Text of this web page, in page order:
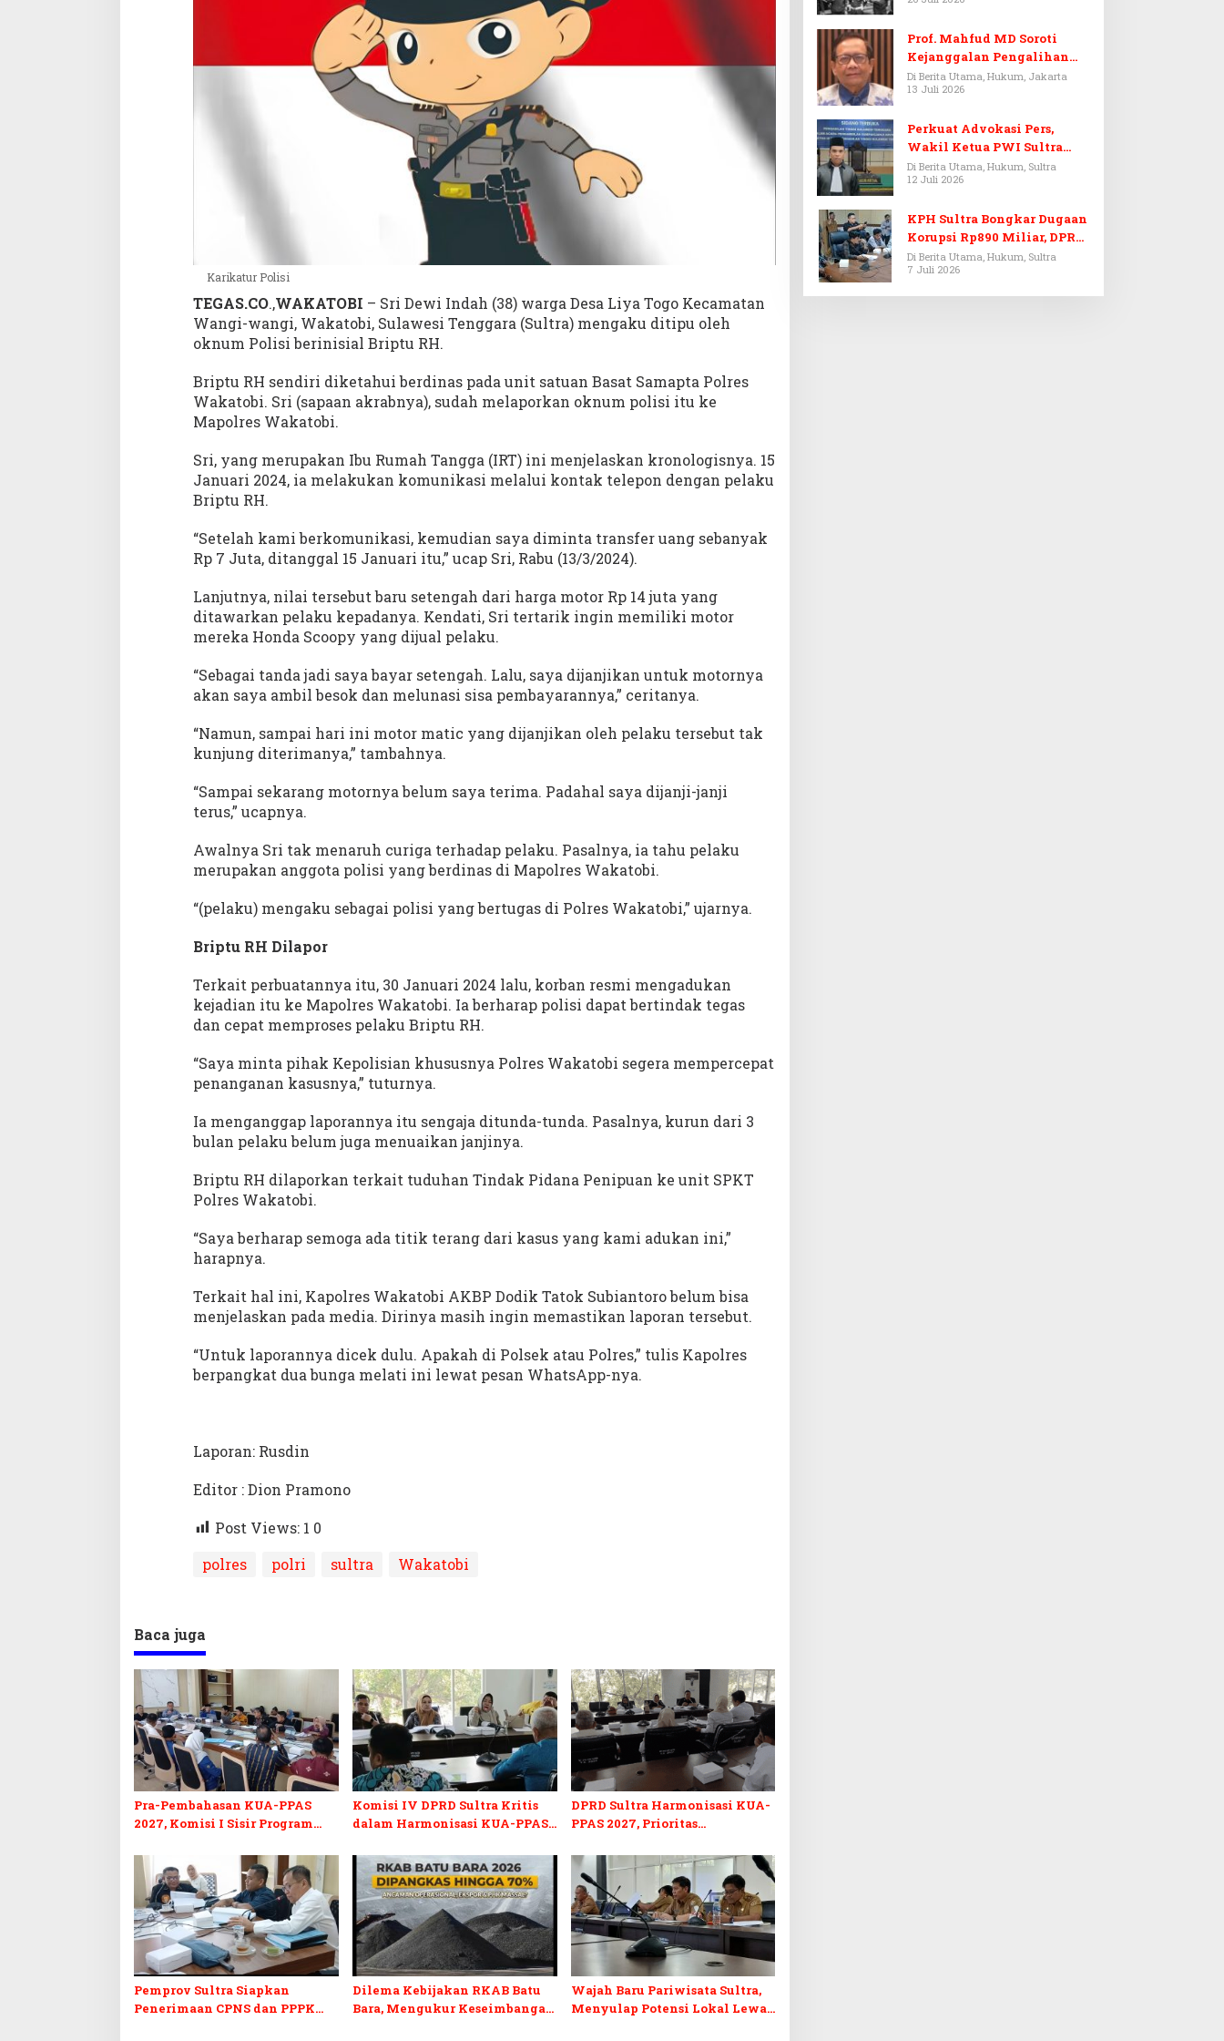
T
t
o
r
Karikatur Polisi
TEGAS.CO.,WAKATOBI – Sri Dewi Indah (38) warga Desa Liya Togo Kecamatan
Wangi-wangi, Wakatobi, Sulawesi Tenggara (Sultra) mengaku ditipu oleh
oknum Polisi berinisial Briptu RH.
Briptu RH sendiri diketahui berdinas pada unit satuan Basat Samapta Polres
Wakatobi. Sri (sapaan akrabnya), sudah melaporkan oknum polisi itu ke
Mapolres Wakatobi.
Sri, yang merupakan Ibu Rumah Tangga (IRT) ini menjelaskan kronologisnya. 15
Januari 2024, ia melakukan komunikasi melalui kontak telepon dengan pelaku
Briptu RH.
“Setelah kami berkomunikasi, kemudian saya diminta transfer uang sebanyak
Rp 7 Juta, ditanggal 15 Januari itu,” ucap Sri, Rabu (13/3/2024).
Lanjutnya, nilai tersebut baru setengah dari harga motor Rp 14 juta yang
ditawarkan pelaku kepadanya. Kendati, Sri tertarik ingin memiliki motor
mereka Honda Scoopy yang dijual pelaku.
“Sebagai tanda jadi saya bayar setengah. Lalu, saya dijanjikan untuk motornya
akan saya ambil besok dan melunasi sisa pembayarannya,” ceritanya.
“Namun, sampai hari ini motor matic yang dijanjikan oleh pelaku tersebut tak
kunjung diterimanya,” tambahnya.
“Sampai sekarang motornya belum saya terima. Padahal saya dijanji-janji
terus,” ucapnya.
Awalnya Sri tak menaruh curiga terhadap pelaku. Pasalnya, ia tahu pelaku
merupakan anggota polisi yang berdinas di Mapolres Wakatobi.
“(pelaku) mengaku sebagai polisi yang bertugas di Polres Wakatobi,” ujarnya.
Briptu RH Dilapor
Terkait perbuatannya itu, 30 Januari 2024 lalu, korban resmi mengadukan
kejadian itu ke Mapolres Wakatobi. Ia berharap polisi dapat bertindak tegas
dan cepat memproses pelaku Briptu RH.
“Saya minta pihak Kepolisian khususnya Polres Wakatobi segera mempercepat
penanganan kasusnya,” tuturnya.
Ia menganggap laporannya itu sengaja ditunda-tunda. Pasalnya, kurun dari 3
bulan pelaku belum juga menuaikan janjinya.
Briptu RH dilaporkan terkait tuduhan Tindak Pidana Penipuan ke unit SPKT
Polres Wakatobi.
“Saya berharap semoga ada titik terang dari kasus yang kami adukan ini,”
harapnya.
Terkait hal ini, Kapolres Wakatobi AKBP Dodik Tatok Subiantoro belum bisa
menjelaskan pada media. Dirinya masih ingin memastikan laporan tersebut.
“Untuk laporannya dicek dulu. Apakah di Polsek atau Polres,” tulis Kapolres
berpangkat dua bunga melati ini lewat pesan WhatsApp-nya.
Laporan: Rusdin
Editor : Dion Pramono
Post Views: 1 0
polres
polri sultra Wakatobi
Baca juga
Pra-Pembahasan KUA-PPAS
2027, Komisi I Sisir Program
Komisi IV DPRD Sultra Kritis
dalam Harmonisasi KUA-PPAS
DPRD Sultra Harmonisasi KUA-
PPAS 2027, Prioritas
Pelunasan Utang Infrastruktur
Pemprov Sultra Siapkan
Penerimaan CPNS dan PPPK
Dilema Kebijakan RKAB Batu
Bara, Mengukur Keseimbangan
Wajah Baru Pariwisata Sultra,
Menyulap Potensi Lokal Lewat
Prof. Mahfud MD Soroti
Kejanggalan Pengalihan
Penyelidikan Tersangka
Febrie Adriansyah
Di Berita Utama, Hukum, Jakarta
13 Juli 2026
Perkuat Advokasi Pers,
Wakil Ketua PWI Sultra
Resmi Dilantik Menjadi
Advokat PERADI
Di Berita Utama, Hukum, Sultra
12 Juli 2026
KPH Sultra Bongkar Dugaan
Korupsi Rp890 Miliar, DPRD
Sultra Gelar RDP
Di Berita Utama, Hukum, Sultra
7 Juli 2026